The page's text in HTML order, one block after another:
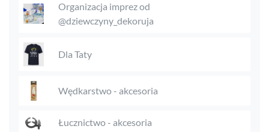
Organizacja imprez od
@dziewczyny_dekoruja
Dla Taty
Wędkarstwo - akcesoria
Łucznictwo - akcesoria